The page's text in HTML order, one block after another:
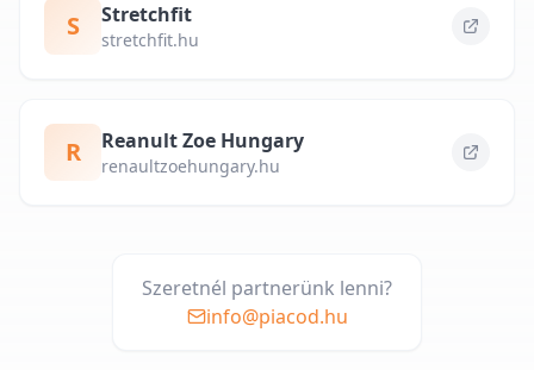
S Stretchfit
stretchfit.hu
R Reanult Zoe Hungary
renaultzoehungary.hu
Szeretnél partnerünk lenni?
info@piacod.hu